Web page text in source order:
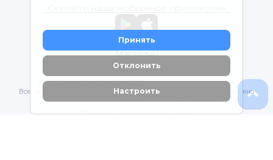
Принять
Отклонить
Настроить
Магазины
2012-2026 © ООО "ВОТОНЯ". Детские товары с доставкой
Все права защищены. Любое использование материалов возможно
только с письменного разрешения владельцев сайта.
Политика конфиденциальности